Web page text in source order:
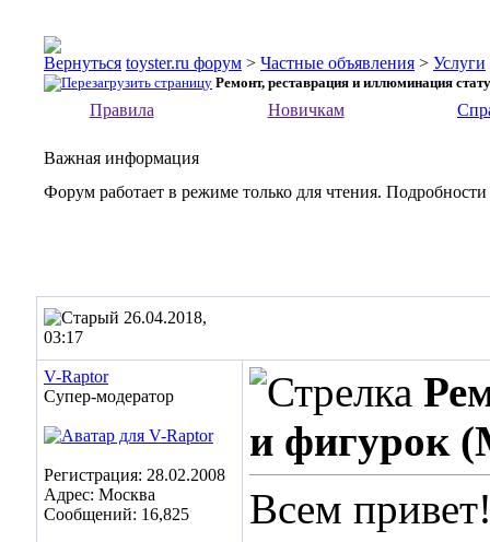
toyster.ru форум > Частные объявления > Услуги
Ремонт, реставрация и иллюминация
Правила Новичкам
Важная информация
Форум работает в режиме только для чтения.
26.04.2018,
03:17
V-Raptor
Супер-модератор
Регистрация: 28.02.2008
Адрес: Москва
Сообщений: 16,825
и фигурок
Всем